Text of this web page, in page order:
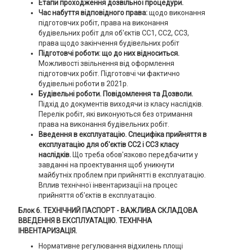
Етапи проходження дозвільної процедури.
Час набуття відповідного права:щодо виконання
підготовчих робіт, права на виконання
будівельних робіт для об'єктів СС1, СС2, СС3,
права щодо закінчення будівельних робіт
Підготовчі роботи: що до них відноситься.
Можливості звільнення від оформлення
підготовчих робіт. Підготовчі чи фактично
будівельні роботи в 2021р.
Будівельні роботи. Повідомлення та Дозволи.
Підхід до документів виходячи із класу наслідків.
Перелік робіт, які виконуються без отримання
права на виконання будівельних робіт.
Введення в експлуатацію. Специфіка прийняття в
експлуатацію для об'єктів СС2 і СС3класу
наслідків.
Що треба обов'язково передбачити у
завданні на проектування щоб уникнути
майбутніх проблем при прийнятті в експлуатацію.
Вплив технічної інвентаризації на процес
прийняття об'єктів в експлуатацію.
Блок 6. ТЕХНІЧНИЙ ПАСПОРТ - ВАЖЛИВА СКЛАДОВА
ВВЕДЕННЯ В ЕКСПЛУАТАЦІЮ. ТЕХНІЧНА
ІНВЕНТАРИЗАЦІЯ.
Нормативне регулювання відхилень площі